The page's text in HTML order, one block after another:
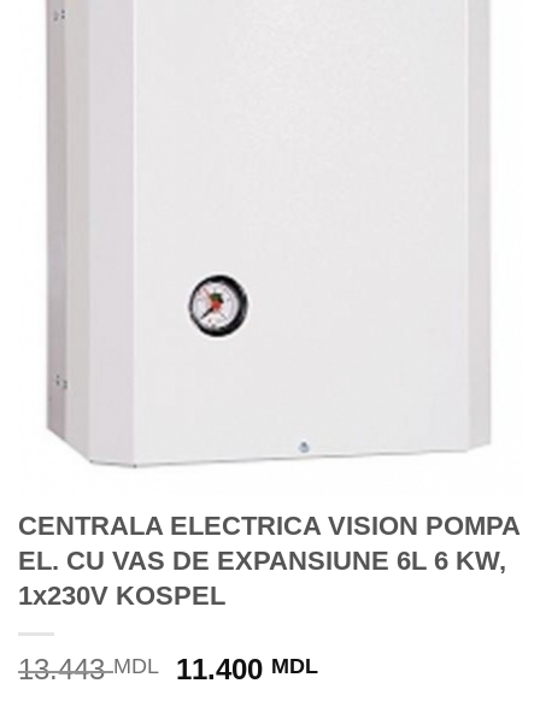
CENTRALA ELECTRICA VISION POMPA
EL. CU VAS DE EXPANSIUNE 6L 6 KW,
1x230V KOSPEL
13.443MDL
Prețul
11.400 MDLPrețul